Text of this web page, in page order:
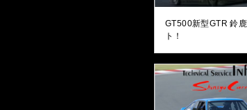
GT500新型GTR 鈴
ト！